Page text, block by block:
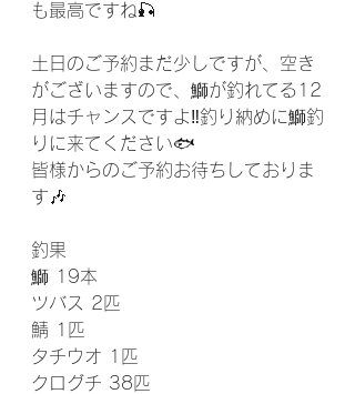
も最高ですね🎣
土日のご予約まだ少しですが、空き
がございますので、鰤が釣れてる12
月はチャンスですよ‼️釣り納めに鰤釣
りに来てください🐟
皆様からのご予約お待ちしておりま
す🎶
釣果
鰤 19本
ツバス 2匹
鯖 1匹
タチウオ 1匹
クログチ 38匹